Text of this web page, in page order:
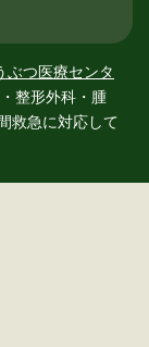
ぶつ医療センタ
整形外科・腫
救急に対応して